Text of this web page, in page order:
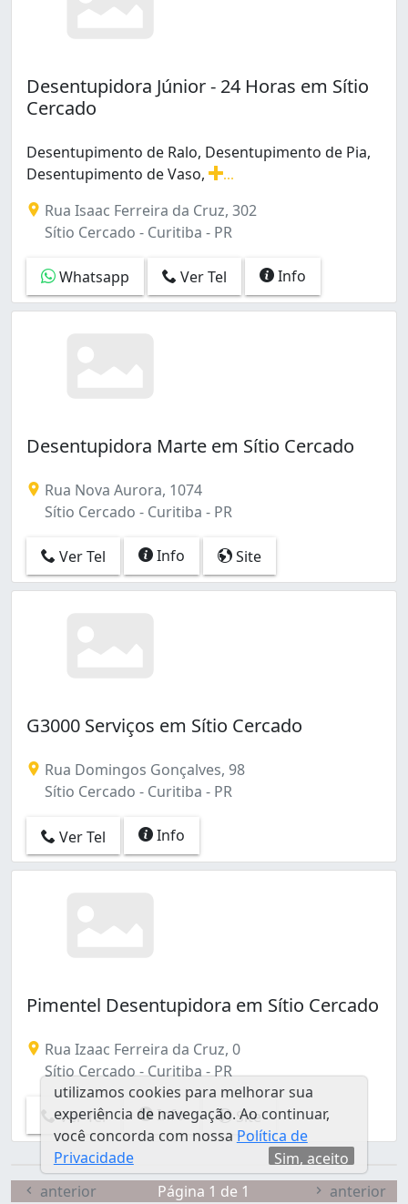
Desentupidora Júnior - 24 Horas em Sítio
Cercado
Desentupimento de Ralo, Desentupimento de Pia,
Desentupimento de Vaso,
Rua Isaac Ferreira da Cruz, 302
Sítio Cercado - Curitiba - PR
Whatsapp Ver Tel Info
Desentupidora Marte em Sítio Cercado
Rua Nova Aurora, 1074
Sítio Cercado - Curitiba - PR
Ver Tel Info Site
G3000 Serviços em Sítio Cercado
Rua Domingos Gonçalves, 98
Sítio Cercado - Curitiba - PR
Ver Tel Info
Pimentel Desentupidora em Sítio Cercado
Rua Izaac Ferreira da Cruz, 0
Sítio Cercado - Curitiba - PR
Ver Tel Info Site
anterior Página 1 de 1 anterior
utilizamos cookies para melhorar sua
experiência de navegação. Ao continuar,
você concorda com nossa Política de
Privacidade
Sim, aceito